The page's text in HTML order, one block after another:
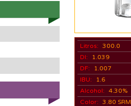
Litros: 300.0
DI:
1.039
DF:
1.007
IBU:
1.6
Alcohol: 4.30%
Color: 3.80 SRM